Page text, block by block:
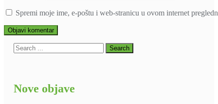
Spremi moje ime, e-poštu i web-stranicu u ovom internet
Nove objave